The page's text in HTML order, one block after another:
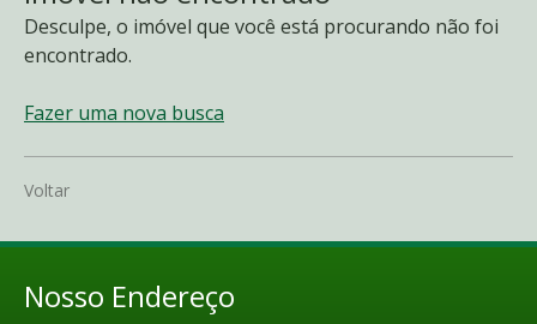
Desculpe, o imóvel que você está procurando não foi
encontrado.
Fazer uma nova busca
Voltar
Nosso Endereço